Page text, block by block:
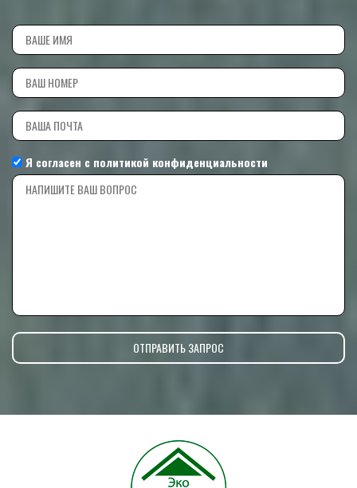
Я согласен с политикой конфиденциальности